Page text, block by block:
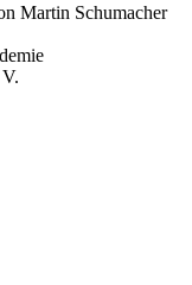
Martin Schumacher